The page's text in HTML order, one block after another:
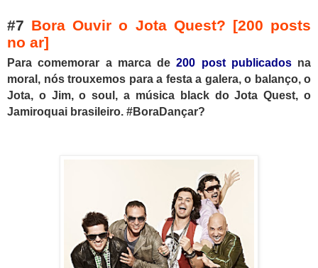
#7 Bora Ouvir o Jota Quest? [200 posts
no ar]
Para comemorar a marca de200 post publicados na
moral, nós trouxemos para a festa a galera, o balanço, o
Jota, o Jim, o soul, a música black do Jota Quest, o
Jamiroquai brasileiro. #BoraDançar?